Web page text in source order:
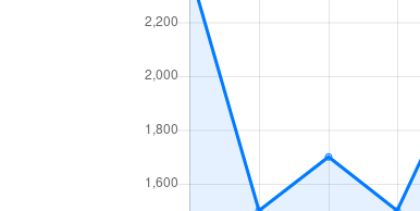
東羽合町
東羽合町
250万円
東羽合町
東羽合町
1,100万円